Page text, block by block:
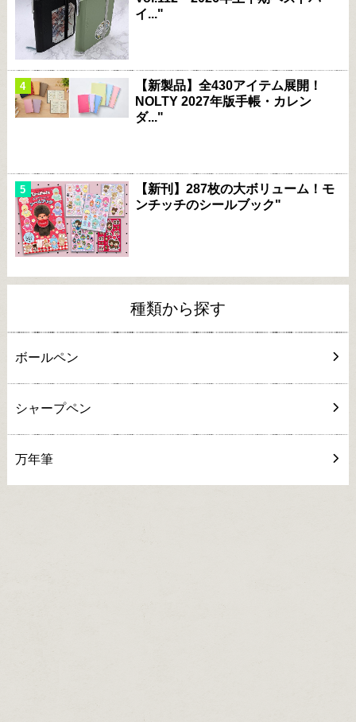
イ..."
【新製品】全430アイテム展開！
NOLTY 2027年版手帳・カレン
ダ..."
【新刊】287枚の大ボリューム！モ
ンチッチのシールブック"
種類から探す
ボールペン
シャープペン
万年筆